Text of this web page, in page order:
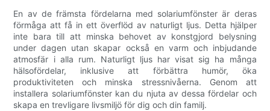
En av de främsta fördelarna med solariumfönster är deras
förmåga att få in ett överflöd av naturligt ljus. Detta hjälper
inte bara till att minska behovet av konstgjord belysning
under dagen utan skapar också en varm och inbjudande
atmosfär i alla rum. Naturligt ljus har visat sig ha många
hälsofördelar, inklusive att förbättra humör, öka
produktiviteten och minska stressnivåerna. Genom att
installera solariumfönster kan du njuta av dessa fördelar och
skapa en trevligare livsmiljö för dig och din familj.